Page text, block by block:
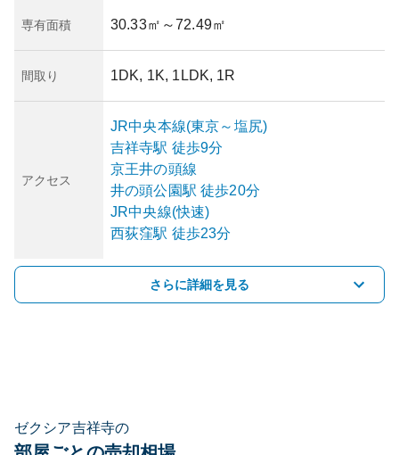
専有面積 30.33㎡ ～72.49㎡
間取り 1DK, 1K, 1LDK, 1R
アクセス
JR中央本線(東京～塩尻)
吉祥寺駅 徒歩9分
京王井の頭線
井の頭公園駅 徒歩20分
JR中央線(快速)
西荻窪駅 徒歩23分
さらに詳細を見る
ゼクシア吉祥寺の